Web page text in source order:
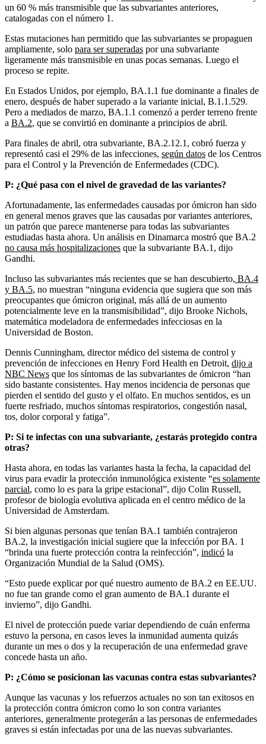
un 60 % más transmisible que las subvariantes anteriores,
catalogadas con el número 1.
Estas mutaciones han permitido que las subvariantes se propaguen
ampliamente, solo para ser superadas por una subvariante
ligeramente más transmisible en unas pocas semanas. Luego el
proceso se repite.
En Estados Unidos, por ejemplo, BA.1.1 fue dominante a finales de
enero, después de haber superado a la variante inicial, B.1.1.529.
Pero a mediados de marzo, BA.1.1 comenzó a perder terreno frente
a BA.2, que se convirtió en dominante a principios de abril.
Para finales de abril, otra subvariante, BA.2.12.1, cobró fuerza y ​​
representó casi el 29% de las infecciones, según datos de los Centros
para el Control y la Prevención de Enfermedades (CDC).
P: ¿Qué pasa con el nivel de gravedad de las variantes?
Afortunadamente, las enfermedades causadas por ómicron han sido
en general menos graves que las causadas por variantes anteriores,
un patrón que parece mantenerse para todas las subvariantes
estudiadas hasta ahora. Un análisis en Dinamarca mostró que BA.2
no causa más hospitalizaciones que la subvariante BA.1, dijo
Gandhi.
Incluso las subvariantes más recientes que se han descubierto, BA.4
y BA.5, no muestran “ninguna evidencia que sugiera que son más
preocupantes que ómicron original, más allá de un aumento
potencialmente leve en la transmisibilidad”, dijo Brooke Nichols,
matemática modeladora de enfermedades infecciosas en la
Universidad de Boston.
Dennis Cunningham, director médico del sistema de control y
prevención de infecciones en Henry Ford Health en Detroit, dijo a
NBC News que los síntomas de las subvariantes de ómicron “han
sido bastante consistentes. Hay menos incidencia de personas que
pierden el sentido del gusto y el olfato. En muchos sentidos, es un
fuerte resfriado, muchos síntomas respiratorios, congestión nasal,
tos, dolor corporal y fatiga”.
P: Si te infectas con una subvariante, ¿estarás protegido contra
otras?
Hasta ahora, en todas las variantes hasta la fecha, la capacidad del
virus para evadir la protección inmunológica existente “es solamente
parcial, como lo es para la gripe estacional”, dijo Colin Russell,
profesor de biología evolutiva aplicada en el centro médico de la
Universidad de Amsterdam.
Si bien algunas personas que tenían BA.1 también contrajeron
BA.2, la investigación inicial sugiere que la infección por BA. 1
“brinda una fuerte protección contra la reinfección”, indicó la
Organización Mundial de la Salud (OMS).
“Esto puede explicar por qué nuestro aumento de BA.2 en EE.UU.
no fue tan grande como el gran aumento de BA.1 durante el
invierno”, dijo Gandhi.
El nivel de protección puede variar dependiendo de cuán enferma
estuvo la persona, en casos leves la inmunidad aumenta quizás
durante un mes o dos y la recuperación de una enfermedad grave
concede hasta un año.
P: ¿Cómo se posicionan las vacunas contra estas subvariantes?
Aunque las vacunas y los refuerzos actuales no son tan exitosos en
la protección contra ómicron como lo son contra variantes
anteriores, generalmente protegerán a las personas de enfermedades
graves si están infectadas por una de las nuevas subvariantes.